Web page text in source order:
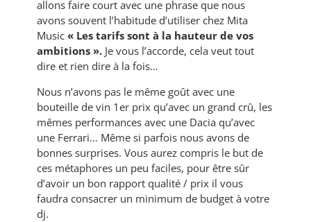
allons faire court avec une phrase que nous
avons souvent l’habitude d’utiliser chez Mita
Music« Les tarifs sont à la hauteur de vos
ambitions ».Je vous l’accorde, cela veut tout
dire et rien dire à la fois…
Nous n’avons pas le même goût avec une
bouteille de vin 1er prix qu’avec un grand crû, les
mêmes performances avec une Dacia qu’avec
une Ferrari… Même si parfois nous avons de
bonnes surprises. Vous aurez compris le but de
ces métaphores un peu faciles, pour être sûr
d’avoir un bon rapport qualité / prix il vous
faudra consacrer un minimum de budget à votre
dj.